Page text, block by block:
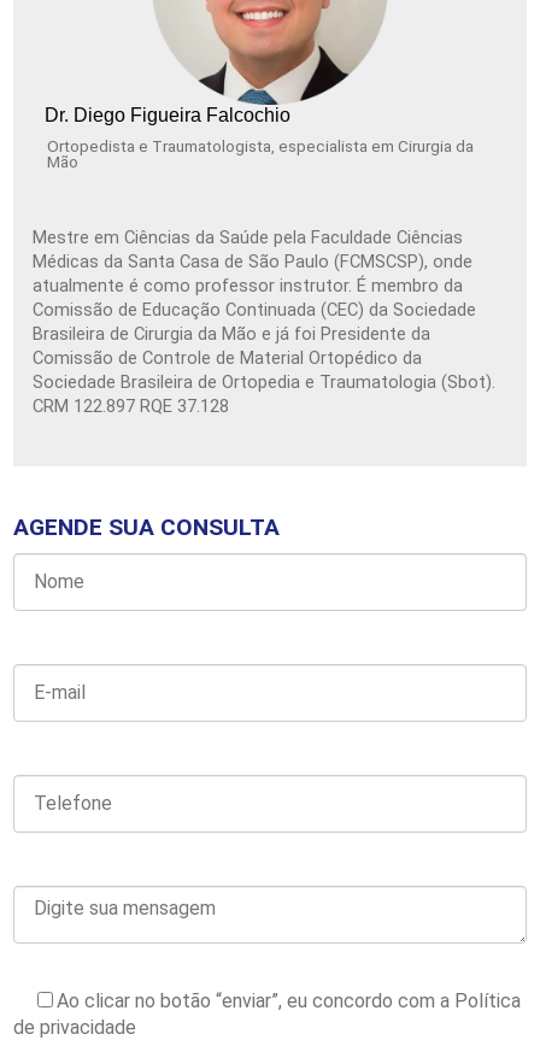
Dr. Diego Figueira Falcochio
Ortopedista e Traumatologista, especialista em Cirurgia da
Mão
Mestre em Ciências da Saúde pela Faculdade Ciências
Médicas da Santa Casa de São Paulo (FCMSCSP), onde
atualmente é como professor instrutor. É membro da
Comissão de Educação Continuada (CEC) da Sociedade
Brasileira de Cirurgia da Mão e já foi Presidente da
Comissão de Controle de Material Ortopédico da
Sociedade Brasileira de Ortopedia e Traumatologia (Sbot).
CRM 122.897 RQE 37.128
AGENDE SUA CONSULTA
Ao clicar no botão “enviar”, eu concordo com a Política
de privacidade